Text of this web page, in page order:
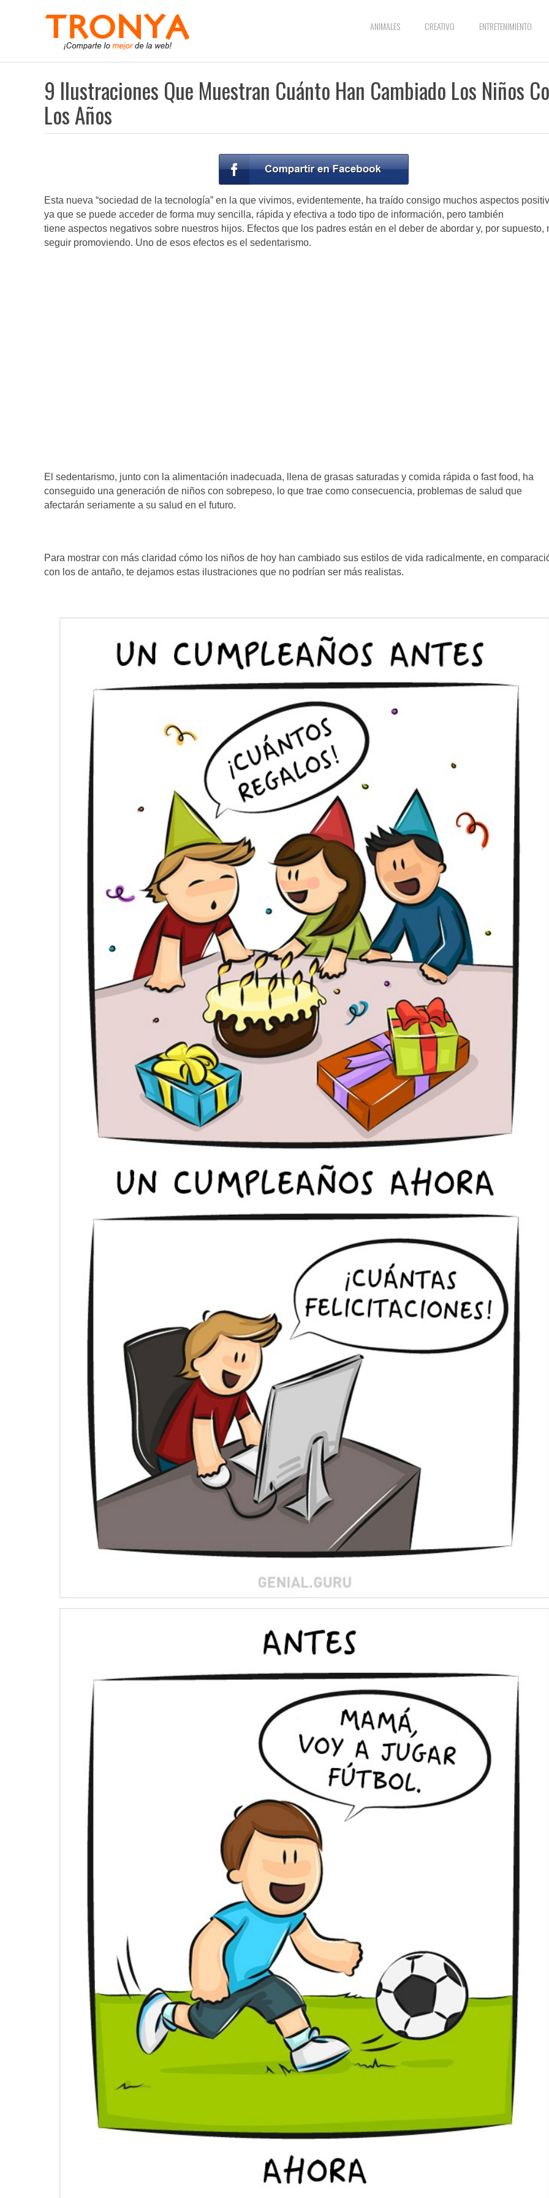
ANIMALES CREATIVO ENTRETENIMIENTO
9 Ilustraciones Que Muestran Cuánto Han Cambiado Los Niños
Los Años
Esta nueva “sociedad de la tecnología” en la que vivimos, evidentemente, ha traído consigo muchos aspectos
ya que se puede acceder de forma muy sencilla, rápida y efectiva a todo tipo de información, pero también
tiene aspectos negativos sobre nuestros hijos. Efectos que los padres están en el deber de abordar y, por supuesto,
seguir promoviendo. Uno de esos efectos es el sedentarismo.
El sedentarismo, junto con la alimentación inadecuada, llena de grasas saturadas y comida rápida o fast food, ha
conseguido una generación de niños con sobrepeso, lo que trae como consecuencia, problemas de salud que
afectarán seriamente a su salud en el futuro.
Para mostrar con más claridad cómo los niños de hoy han cambiado sus estilos de vida radicalmente, en
con los de antaño, te dejamos estas ilustraciones que no podrían ser más realistas.